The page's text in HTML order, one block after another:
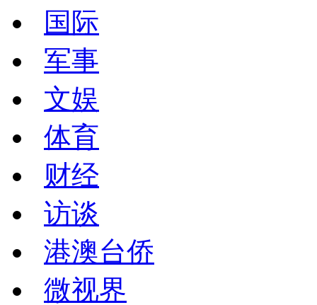
国际
军事
文娱
体育
财经
访谈
港澳台侨
微视界